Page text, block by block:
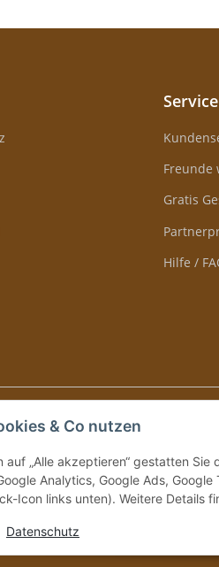
Freunde
Gratis
Hilfe /
& Co nutzen
auf „Alle akzeptieren“ gestatten
Analytics, Google Ads,
Icon links unten). Weitere Details
Datenschutz